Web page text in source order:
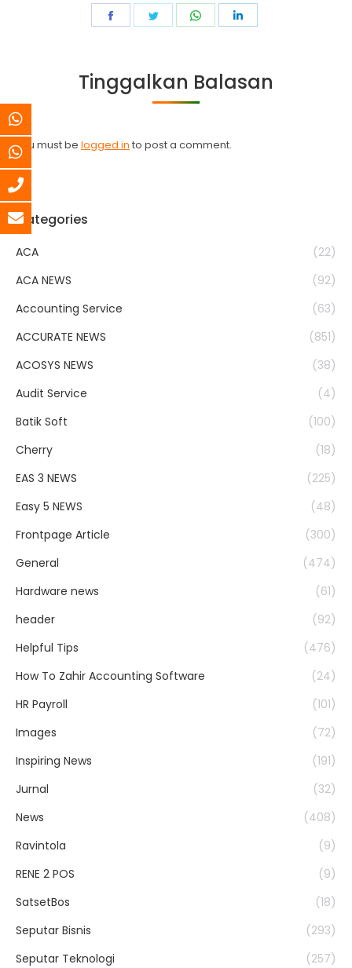
Share
Share
Share
Tinggalkan Balasan
You must be logged in to post a comment.
Categories
ACA
(22)
ACA NEWS
(92)
Accounting Service
(63)
ACCURATE NEWS
(851)
ACOSYS NEWS
(38)
Audit Service
(4)
Batik Soft
(100)
Cherry
(18)
EAS 3 NEWS
(225)
Easy 5 NEWS
(48)
Frontpage Article
(300)
General
(474)
Hardware news
(61)
header
(92)
Helpful Tips
(476)
How To Zahir Accounting Software
(24)
HR Payroll
(101)
Images
(72)
Inspiring News
(191)
Jurnal
(32)
News
(408)
Ravintola
(9)
RENE 2 POS
(9)
SatsetBos
(18)
Seputar Bisnis
(293)
Seputar Teknologi
(257)